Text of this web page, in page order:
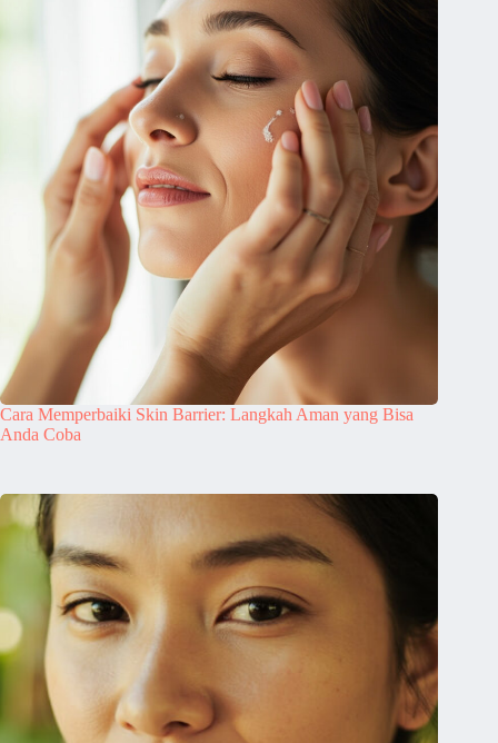
Cara Memperbaiki Skin Barrier: Langkah Aman yang Bisa
Anda Coba